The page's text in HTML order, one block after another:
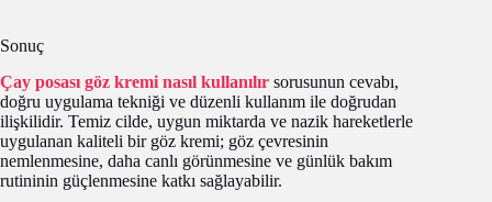
Sonuç
Çay posası göz kremi nasıl kullanılır sorusunun cevabı,
doğru uygulama tekniği ve düzenli kullanım ile doğrudan
ilişkilidir. Temiz cilde, uygun miktarda ve nazik hareketlerle
uygulanan kaliteli bir göz kremi; göz çevresinin
nemlenmesine, daha canlı görünmesine ve günlük bakım
rutininin güçlenmesine katkı sağlayabilir.